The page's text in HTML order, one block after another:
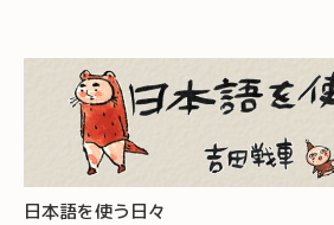
日本語を使う日々